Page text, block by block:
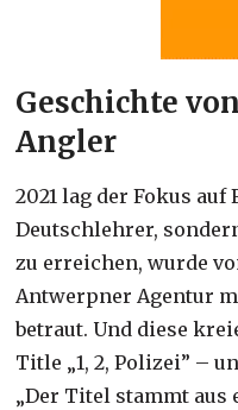
Geschichte
Angler
2021 lag der Fokus
Deutschlehrer,
zu erreichen, wurde
Antwerpner Agentur
betraut. Und diese
Title „1, 2, Polizei” –
„Der Titel stammt aus